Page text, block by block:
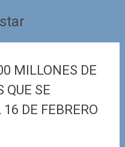
MILLONES DE
QUE SE
DE FEBRERO